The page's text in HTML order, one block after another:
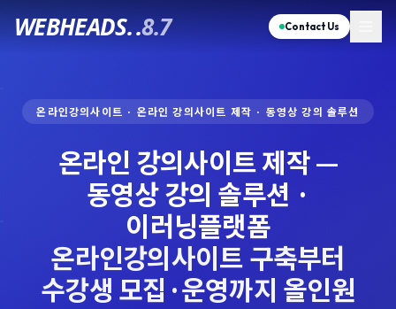
WEBHEADS..8.7 Contact Us
온라인강의사이트 · 온라인 강의사이트 제작 · 동영상 강의 솔루션
온라인 강의사이트 제작 —
동영상 강의 솔루션 ·
이러닝플랫폼
온라인강의사이트 구축부터
수강생 모집·운영까지 올인원